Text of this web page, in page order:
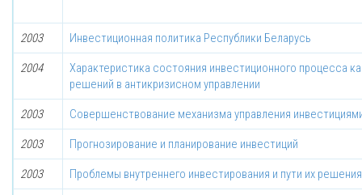
2003 Инвестиционная политика Республики Беларусь
2004
Характеристика состояния инвестиционного процесса
решений в антикризисном управлении
2003 Совершенствование механизма управления
2003 Прогнозирование и планирование инвестиций
2003 Проблемы внутреннего инвестирования и пути их решения